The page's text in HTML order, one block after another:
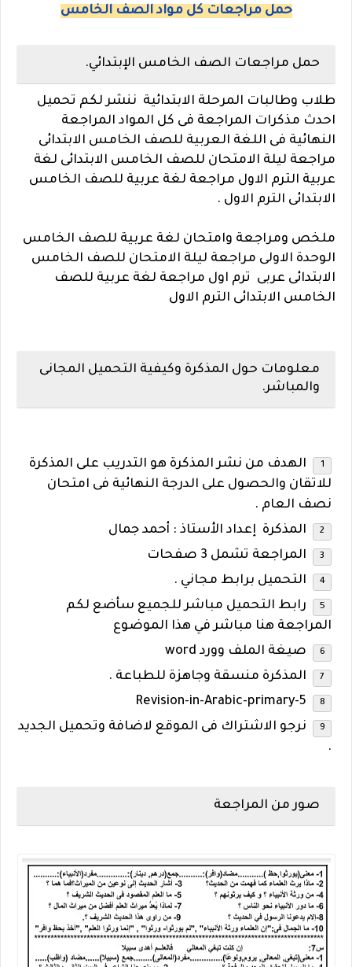
حمل مراجعات كل مواد الصف الخامس
حمل مراجعات الصف الخامس الإبتدائي.
طلاب وطالبات المرحلة الابتدائية ننشر لكم تحميل
احدث مذكرات المراجعة فى كل المواد المراجعة
النهائية فى اللغة العربية للصف الخامس الابتدائى
مراجعة ليلة الامتحان للصف الخامس الابتدائى لغة
عربية الترم الاول مراجعة لغة عربية للصف الخامس
الابتدائى الترم الاول .
ملخص ومراجعة وامتحان لغة عربية للصف الخامس
الوحدة الاولى مراجعة ليلة الامتحان للصف الخامس
الابتدائى عربى ترم اول مراجعة لغة عربية للصف
الخامس الابتدائى الترم الاول
معلومات حول المذكرة وكيفية التحميل المجانى
والمباشر.
الهدف من نشر المذكرة هو التدريب على المذكرة
للاتقان والحصول على الدرجة النهائية فى امتحان
نصف العام .
المذكرة إعداد الأستاذ : أحمد جمال
المراجعة تشمل 3 صفحات
التحميل برابط مجاني .
رابط التحميل مباشر للجميع سأضع لكم
المراجعة هنا مباشر في هذا الموضوع
صيغة الملف وورد word
المذكرة منسقة وجاهزة للطباعة .
Revision-in-Arabic-primary-5
نرجو الاشتراك فى الموقع لاضافة وتحميل الجديد
.
صور من المراجعة